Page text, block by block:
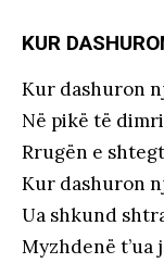
KUR
Kur dashuron
Në pikë të
Rrugën e
Kur dashuron
Ua shkund
Myzhdenë t’ua